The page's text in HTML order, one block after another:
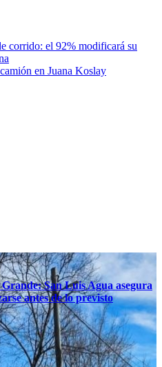
corrido: el 92% modificará su
en Juana Koslay
San Luis Agua asegura
antes de lo previsto